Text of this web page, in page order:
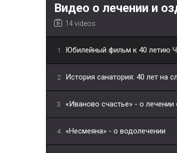
Видео о лечении и
14 videos
1 Юбилейный фильм к 40 летию
2 История санатория: 40 лет на
3 «Иваново счастье» - о
4 «Несмеяна» - о водолечении